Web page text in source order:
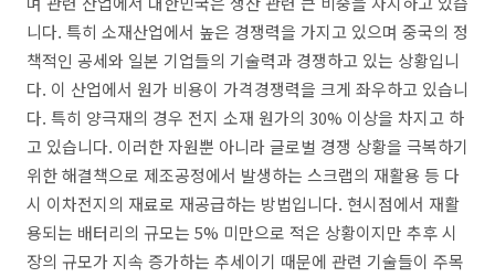
니다. 특히 소재산업에서 높은 경쟁력을 가지고 있으며 중국의 정
책적인 공세와 일본 기업들의 기술력과 경쟁하고 있는 상황입니
다. 이 산업에서 원가 비용이 가격경쟁력을 크게 좌우하고 있습니
다. 특히 양극재의 경우 전지 소재 원가의 30% 이상을 차지고 하
고 있습니다. 이러한 자원뿐 아니라 글로벌 경쟁 상황을 극복하기
위한 해결책으로 제조공정에서 발생하는 스크랩의 재활용 등 다
시 이차전지의 재료로 재공급하는 방법입니다. 현시점에서 재활
용되는 배터리의 규모는 5% 미만으로 적은 상황이지만 추후 시
장의 규모가 지속 증가하는 추세이기 때문에 관련 기술들이 주목